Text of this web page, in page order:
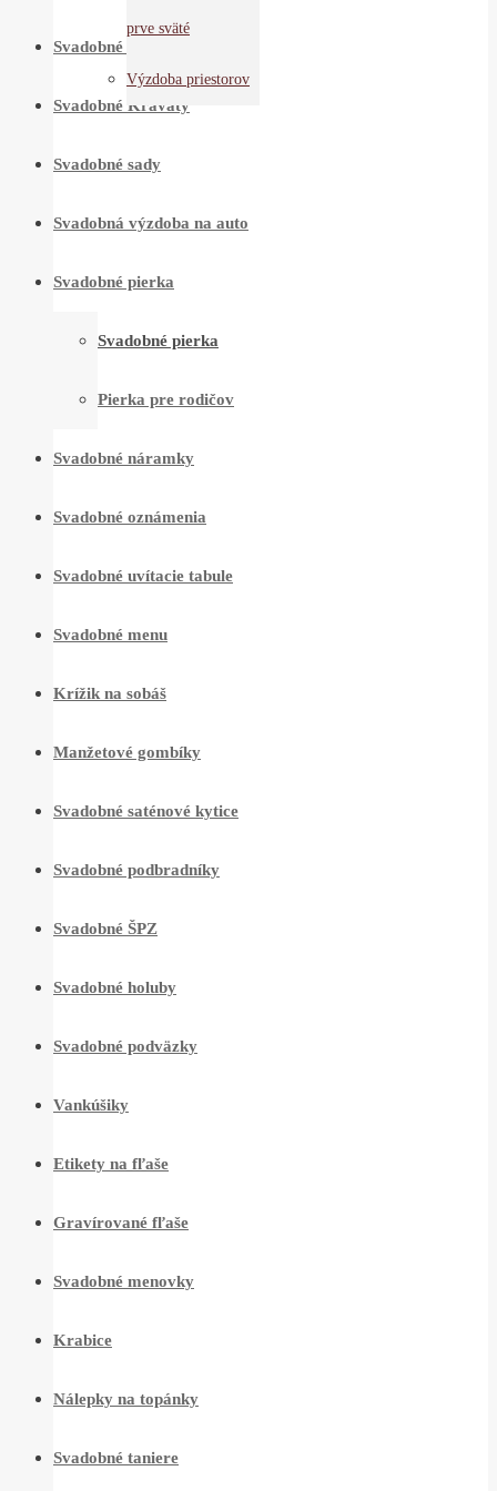
prve sväté
Výzdoba priestorov
Svadobné štamperlíky
Svadobné Kravaty
Svadobné sady
Svadobná výzdoba na auto
Svadobné pierka
Svadobné pierka
Pierka pre rodičov
Svadobné náramky
Svadobné oznámenia
Svadobné uvítacie tabule
Svadobné menu
Krížik na sobáš
Manžetové gombíky
Svadobné saténové kytice
Svadobné podbradníky
Svadobné ŠPZ
Svadobné holuby
Svadobné podväzky
Vankúšiky
Etikety na fľaše
Gravírované fľaše
Svadobné menovky
Krabice
Nálepky na topánky
Svadobné taniere